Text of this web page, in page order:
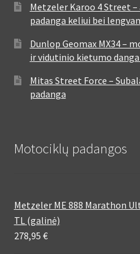
Metzeler Karoo 4 Street
padanga keliui bei
Dunlop Geomax MX34 –
ir vidutinio kietumo
Mitas Street Force –
padanga
Motociklų padangos
Metzeler ME 888 Marathon
TL (galinė)
278,95 €